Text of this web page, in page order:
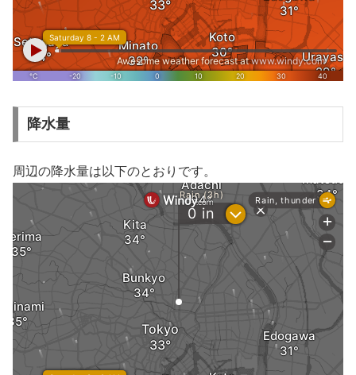
降水量
周辺の降水量は以下のとおりです。